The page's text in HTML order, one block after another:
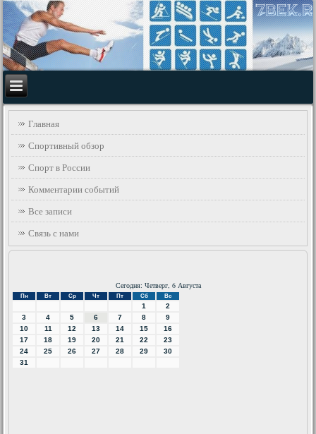
Главная
Спортивный обзор
Спорт в России
Комментарии событий
Все записи
Связь с нами
Сегодня: Четверг, 6 Августа
Пн Вт Ср Чт Пт Сб Вс
1
2
3
4 5 6 7 8
9
10
11 12 13 14 15
16
17
18 19 20 21 22
23
24
25 26 27 28 29
30
31